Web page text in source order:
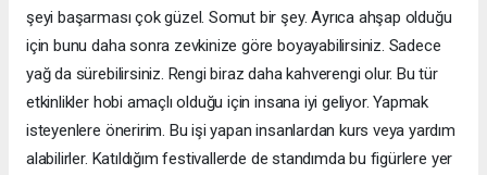
şeyi başarması çok güzel. Somut bir şey. Ayrıca ahşap olduğu
için bunu daha sonra zevkinize göre boyayabilirsiniz. Sadece
yağ da sürebilirsiniz. Rengi biraz daha kahverengi olur. Bu tür
etkinlikler hobi amaçlı olduğu için insana iyi geliyor. Yapmak
isteyenlere öneririm. Bu işi yapan insanlardan kurs veya yardım
alabilirler. Katıldığım festivallerde de standımda bu figürlere yer